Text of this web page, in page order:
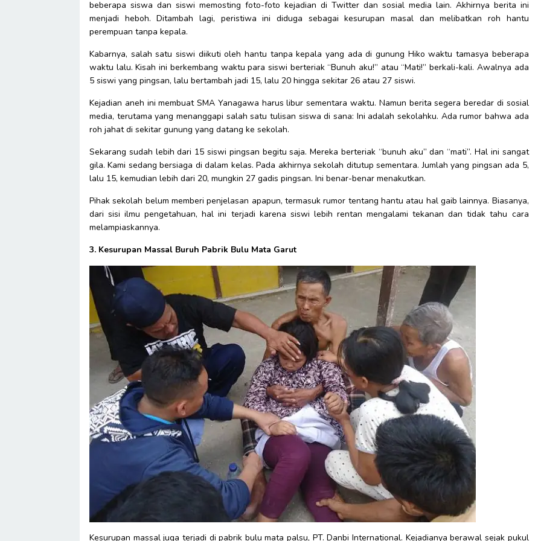
beberapa siswa dan siswi memosting foto-foto kejadian di Twitter dan sosial media lain. Akhirnya berita ini
menjadi heboh. Ditambah lagi, peristiwa ini diduga sebagai kesurupan masal dan melibatkan roh hantu
perempuan tanpa kepala.
Kabarnya, salah satu siswi diikuti oleh hantu tanpa kepala yang ada di gunung Hiko waktu tamasya beberapa
waktu lalu. Kisah ini berkembang waktu para siswi berteriak “Bunuh aku!” atau “Mati!” berkali-kali. Awalnya ada
5 siswi yang pingsan, lalu bertambah jadi 15, lalu 20 hingga sekitar 26 atau 27 siswi.
Kejadian aneh ini membuat SMA Yanagawa harus libur sementara waktu. Namun berita segera beredar di sosial
media, terutama yang menanggapi salah satu tulisan siswa di sana: Ini adalah sekolahku. Ada rumor bahwa ada
roh jahat di sekitar gunung yang datang ke sekolah.
Sekarang sudah lebih dari 15 siswi pingsan begitu saja. Mereka berteriak “bunuh aku” dan “mati”. Hal ini sangat
gila. Kami sedang bersiaga di dalam kelas. Pada akhirnya sekolah ditutup sementara. Jumlah yang pingsan ada 5,
lalu 15, kemudian lebih dari 20, mungkin 27 gadis pingsan. Ini benar-benar menakutkan.
Pihak sekolah belum memberi penjelasan apapun, termasuk rumor tentang hantu atau hal gaib lainnya. Biasanya,
dari sisi ilmu pengetahuan, hal ini terjadi karena siswi lebih rentan mengalami tekanan dan tidak tahu cara
melampiaskannya.
3. Kesurupan Massal Buruh Pabrik Bulu Mata Garut
Kesurupan massal juga terjadi di pabrik bulu mata palsu, PT. Danbi International. Kejadianya berawal sejak pukul